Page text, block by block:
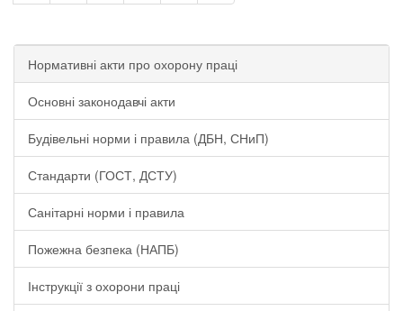
Нормативні акти про охорону праці
Основні законодавчі акти
Будівельні норми і правила (ДБН, СНиП)
Стандарти (ГОСТ, ДСТУ)
Санітарні норми і правила
Пожежна безпека (НАПБ)
Інструкції з охорони праці